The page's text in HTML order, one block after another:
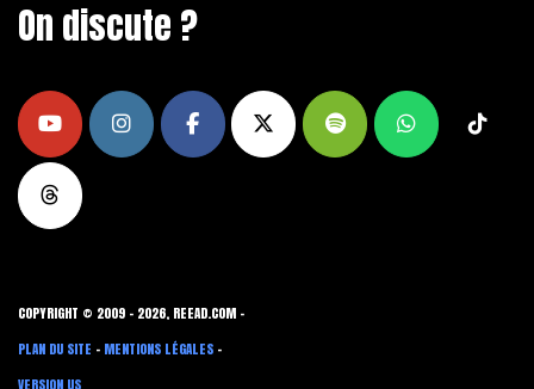
On discute ?
COPYRIGHT © 2009 - 2026, REEAD.COM -
PLAN DU SITE - MENTIONS LÉGALES -